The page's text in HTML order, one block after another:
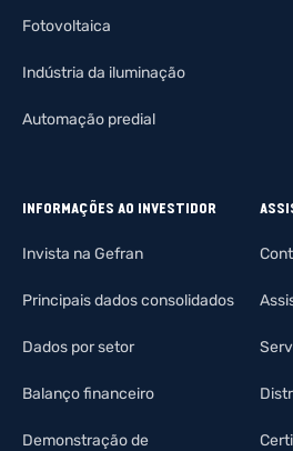
Fotovoltaica
Indústria da iluminação
Automação predial
INFORMAÇÕES AO INVESTIDOR
Invista na Gefran
Principais dados consolidados
Dados por setor
Balanço financeiro
Demonstração de